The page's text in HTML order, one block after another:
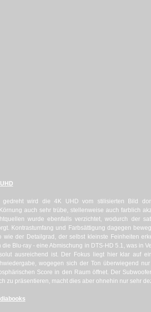
gedreht wird die 4K UHD vom stilisierten Bild
auch sehr trübe, stellenweise auch farblich
wurde ebenfalls verzichtet, wodurch der
Kontrastumfang und Farbsättigung dagegen
wie der Detailgrad, der selbst kleinste Feinheiten
die Blu-ray - eine Abmischung in DTS-HD 5.1, was in
ausreichend ist. Der Fokus liegt hier klar auf
wogegen sich der Ton überwiegend
Score in den Raum öffnet. Der
zu präsentieren, macht dies aber ohnehin nur sehr